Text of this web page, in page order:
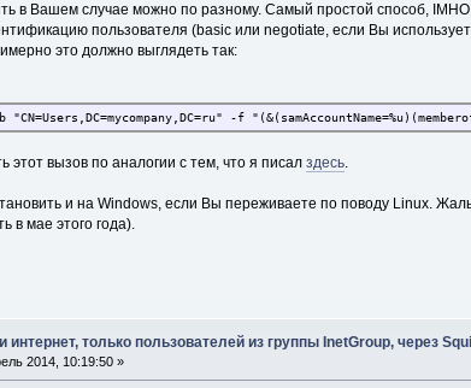
в Вашем случае можно по разному. Самый простой способ,
пользователя (basic или negotiate, если Вы
это должно выглядеть так:
-f
этот вызов по аналогии с тем, что я писал здесь.
и на Windows, если Вы переживаете по поводу Linux.
в мае этого года).
интернет, только пользователей из группы InetGroup, через
2014, 10:19:50 »